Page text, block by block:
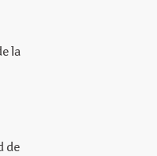
la
de